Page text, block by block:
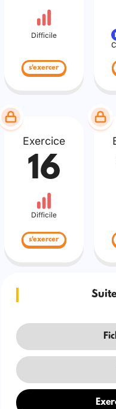
Difficile
s'exercer
Exercice
16
Difficile
s'exercer